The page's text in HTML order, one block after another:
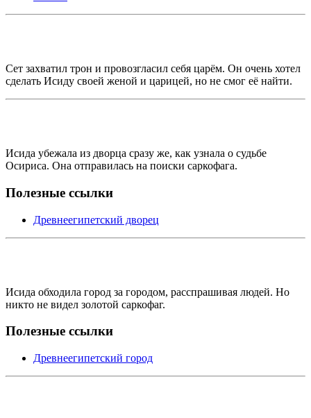
Сет захватил трон и провозгласил себя царём. Он очень хотел
сделать Исиду своей женой и царицей, но не смог её найти.
Исида убежала из дворца сразу же, как узнала о судьбе
Осириса. Она отправилась на поиски саркофага.
Полезные ссылки
Древнеегипетский дворец
Исида обходила город за городом, расспрашивая людей. Но
никто не видел золотой саркофаг.
Полезные ссылки
Древнеегипетский город